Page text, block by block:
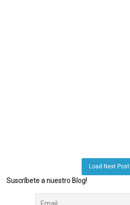
Load Next Post
Suscríbete a nuestro Blog!